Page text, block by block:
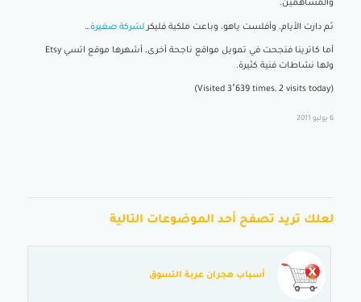
والمساهمين.
ثم دارت الأيام، وأفلست ياهو، وباعت ملكية فليكر لشركة صغيرة…
أما كاترينا فنجحت في تمويل مواقع ناجحة أخرى، أشهرها موقع اتسي Etsy
ولها نشاطات فنية كثيرة.
(Visited 3٬639 times, 2 visits today)
6 يوليو 2011
لعلك تريد تصفح أحد الموضوعات التالية
أسباب هجران عربة التسوق